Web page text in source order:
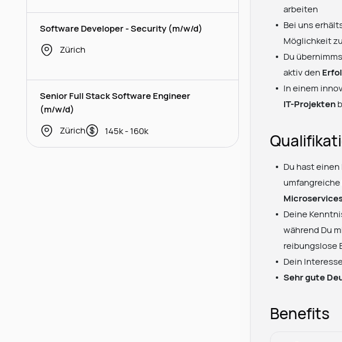
Software Developer - Security (m/w/d)
Zürich
Senior Full Stack Software Engineer
(m/w/d)
Zürich
145k - 160k
arbeiten
Bei uns
Möglichkeit
Du
aktiv den
In einem
IT-Projekten
Du hast einen
Deine
während Du
reibungslose
Dein
Sehr gute
Benefits